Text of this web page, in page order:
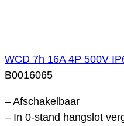
WCD 7h 16A 4P 500V
B0016065
– Afschakelbaar
– In 0-stand hangslot